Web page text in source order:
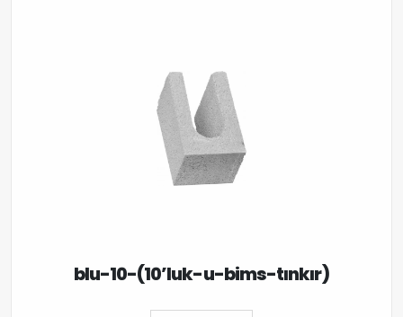
blu-10-(10’luk-u-bims-tınkır)